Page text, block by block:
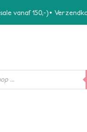
vanaf 150,-)•